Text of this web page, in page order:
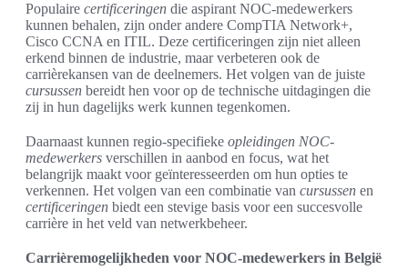
Populaire certificeringen die aspirant NOC-medewerkers
kunnen behalen, zijn onder andere CompTIA Network+,
Cisco CCNA en ITIL. Deze certificeringen zijn niet alleen
erkend binnen de industrie, maar verbeteren ook de
carrièrekansen van de deelnemers. Het volgen van de juiste
cursussen bereidt hen voor op de technische uitdagingen die
zij in hun dagelijks werk kunnen tegenkomen.
Daarnaast kunnen regio-specifieke opleidingen NOC-
medewerkers verschillen in aanbod en focus, wat het
belangrijk maakt voor geïnteresseerden om hun opties te
verkennen. Het volgen van een combinatie van cursussen en
certificeringen biedt een stevige basis voor een succesvolle
carrière in het veld van netwerkbeheer.
Carrièremogelijkheden voor NOC-medewerkers in België